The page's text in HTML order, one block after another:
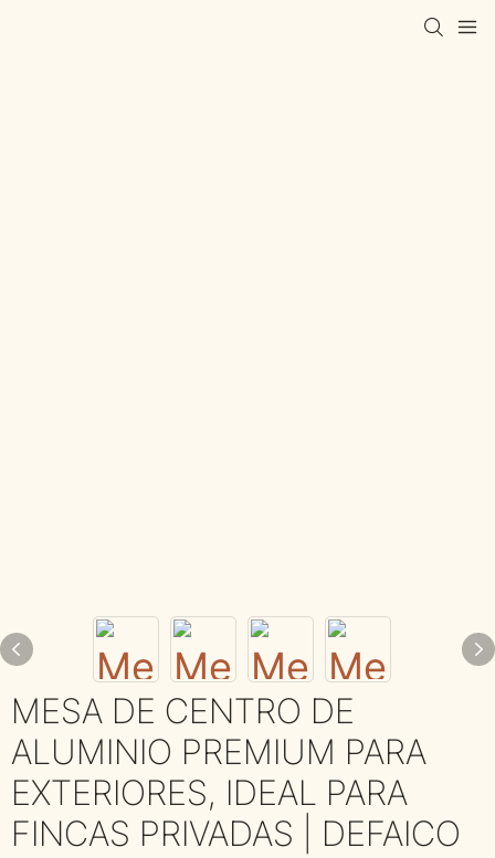
MESA DE CENTRO DE
ALUMINIO PREMIUM PARA
EXTERIORES, IDEAL PARA
FINCAS PRIVADAS | DEFAICO